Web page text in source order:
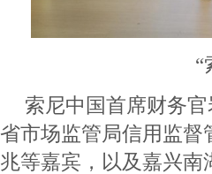
“
索尼中国首席财务
省市场监管局信用监
兆等嘉宾，以及嘉兴南